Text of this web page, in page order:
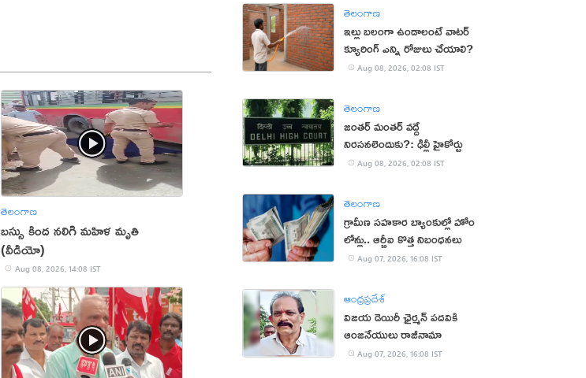
తెలంగాణ
బస్సు కింద నలిగి మహిళ మృతి
(వీడియో)
Aug 08, 2026, 14:08 IST
తెలంగాణ
ఇల్లు బలంగా ఉండాలంటే వాటర్
క్యూరింగ్ ఎన్ని రోజులు చేయాలి?
Aug 08, 2026, 02:08 IST
తెలంగాణ
జంతర్ మంతర్ వద్దే
నిరసనలెందుకు?: ఢిల్లీ హైకోర్టు
Aug 08, 2026, 02:08 IST
తెలంగాణ
గ్రామీణ సహకార బ్యాంకుల్లో హోం
లోన్లు.. ఆర్బీఐ కొత్త నిబంధనలు
Aug 07, 2026, 16:08 IST
ఆంధ్రప్రదేశ్
విజయ డెయిరీ ఛైర్మన్ పదవికి
ఆంజనేయులు రాజీనామా
Aug 07, 2026, 16:08 IST